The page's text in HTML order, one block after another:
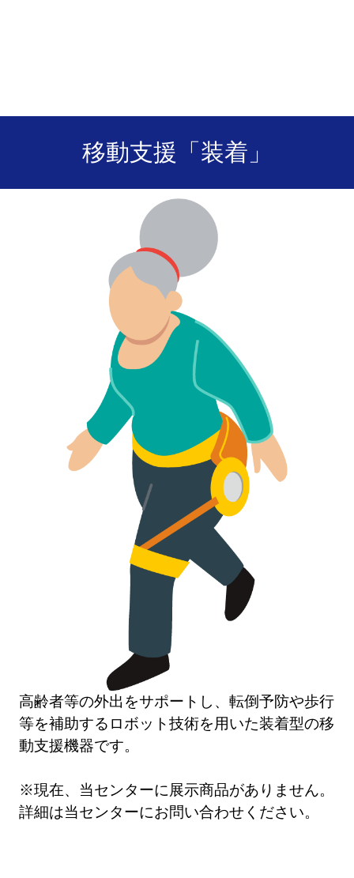
移動支援「装着」
高齢者等の外出をサポートし、転倒予防や歩行
等を補助するロボット技術を用いた装着型の移
動支援機器です。
※現在、当センターに展示商品がありません。
詳細は当センターにお問い合わせください。